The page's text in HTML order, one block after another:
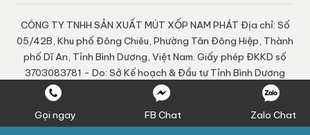
CÔNG TY TNHH SẢN XUẤT MÚT XỐP NAM PHÁT Địa chỉ: Số
05/42B, Khu phố Đông Chiêu, Phường Tân Đông Hiệp, Thành
phố Dĩ An, Tỉnh Bình Dương, Việt Nam. Giấy phép ĐKKD số
3703083781 - Do: Sở Kế hoạch & Đầu tư Tỉnh Bình Dương
cấp ngày 20-09-2022 Chịu trách nhiệm nội dung: Nguyễn
Ngọc Quí
Gọi ngay
FB Chat
Zalo Chat